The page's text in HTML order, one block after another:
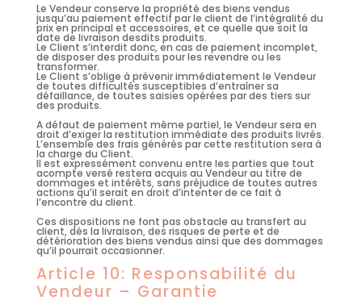
Le Vendeur conserve la propriété des biens vendus
jusqu’au paiement effectif par le client de l’intégralité du
prix en principal et accessoires, et ce quelle que soit la
date de livraison desdits produits.
Le Client s’interdit donc, en cas de paiement incomplet,
de disposer des produits pour les revendre ou les
transformer.
Le Client s’oblige à prévenir immédiatement le Vendeur
de toutes difficultés susceptibles d’entraîner sa
défaillance, de toutes saisies opérées par des tiers sur
des produits.
A défaut de paiement même partiel, le Vendeur sera en
droit d’exiger la restitution immédiate des produits livrés.
L’ensemble des frais générés par cette restitution sera à
la charge du Client.
Il est expressément convenu entre les parties que tout
acompte versé restera acquis au Vendeur au titre de
dommages et intérêts, sans préjudice de toutes autres
actions qu’il serait en droit d’intenter de ce fait à
l’encontre du client.
Ces dispositions ne font pas obstacle au transfert au
client, dès la livraison, des risques de perte et de
détérioration des biens vendus ainsi que des dommages
qu’il pourrait occasionner.
Article 10: Responsabilité du
Vendeur – Garantie